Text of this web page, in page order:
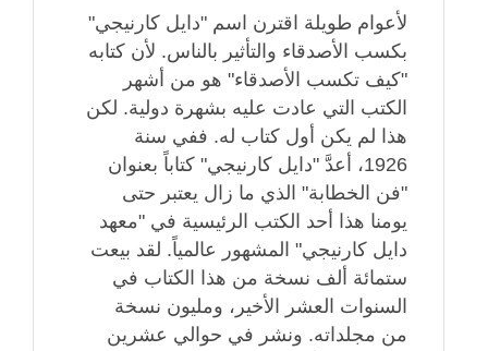
لأعوام طويلة اقترن اسم "دايل كارنيجي"
بكسب الأصدقاء والتأثير بالناس. لأن كتابه
"كيف تكسب الأصدقاء" هو من أشهر
الكتب التي عادت عليه بشهرة دولية. لكن
هذا لم يكن أول كتاب له. ففي سنة
1926، أعدَّ "دايل كارنيجي" كتاباً بعنوان
"فن الخطابة" الذي ما زال يعتبر حتى
يومنا هذا أحد الكتب الرئيسية في "معهد
دايل كارنيجي" المشهور عالمياً. لقد بيعت
ستمائة ألف نسخة من هذا الكتاب في
السنوات العشر الأخير، ومليون نسخة
من مجلداته. ونشر في حوالي عشرين